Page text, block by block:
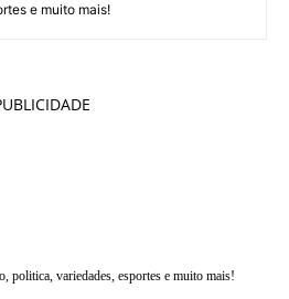
e muito mais!
politica, variedades, esportes e muito mais!